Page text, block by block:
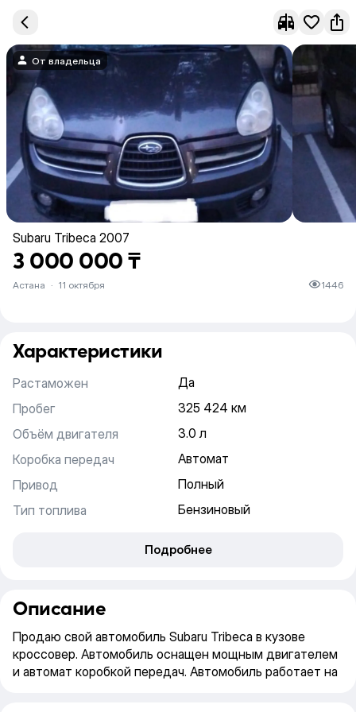
От владельца
Subaru Tribeca 2007
3 000 000 ₸
Астана · 11 октября 1446
Характеристики
Растаможен
Да
Пробег
325 424 км
Объём двигателя
3.0 л
Коробка передач
Автомат
Привод
Полный
Тип топлива
Бензиновый
Подробнее
Описание
Продаю свой автомобиль Subaru Tribeca в кузове
кроссовер. Автомобиль оснащен мощным двигателем
и автомат коробкой передач. Автомобиль работает на